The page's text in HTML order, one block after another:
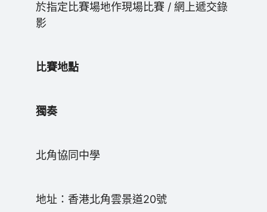
於指定比賽場地作現場比賽 / 網上遞交錄
影
比賽地點
獨奏
北角協同中學
地址：香港北角雲景道20號